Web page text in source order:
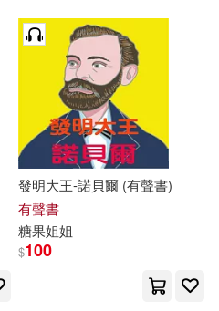
發明大王-諾貝爾 (有聲書)
有聲書
糖果姐姐
$100